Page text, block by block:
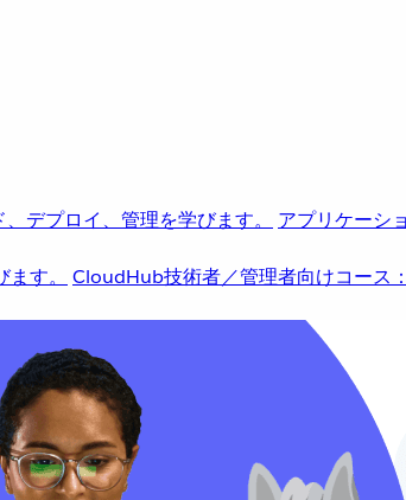
デプロイ、管理を学びます。 アプリケーシ
す。 CloudHub技術者／管理者向けコース